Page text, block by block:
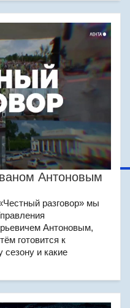
Антоновым
разговор» мы
Антоновым,
готовится к
сезону и какие